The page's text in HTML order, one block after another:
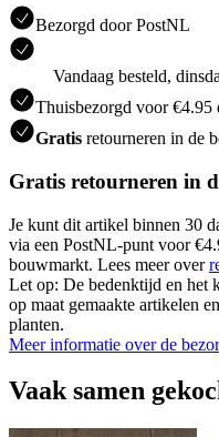
Bezorgd door PostNL
Vandaag besteld,
Thuisbezorgd voor €4.95
Gratis retourneren in de
Gratis retourneren in
Je kunt dit artikel binnen 30
via een PostNL-punt voor
bouwmarkt. Lees meer over
Let op: De bedenktijd en het
op maat gemaakte artikelen
planten.
Meer informatie over de
Vaak samen